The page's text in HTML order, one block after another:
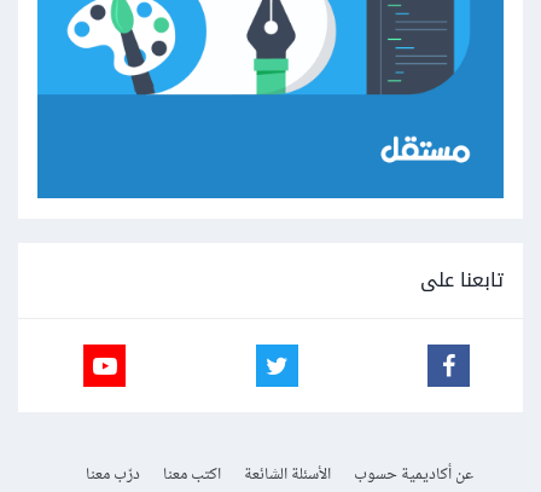
تابعنا على
عن أكاديمية حسوب الأسئلة الشائعة اكتب معنا
درّب معنا